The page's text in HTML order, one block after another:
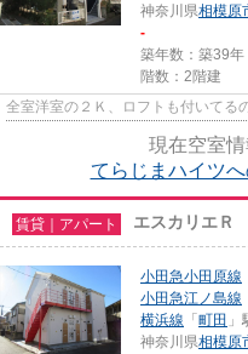
神奈川県相模原
-
築年数：築39年
階数：2階建
全室洋室の２Ｋ、ロフトも付いてる
現在空室情
てらじまハイツ
賃貸｜アパート エスカリエＲ
小田急小田原線
小田急江ノ島線
横浜線 「 町田
神奈川県相模原